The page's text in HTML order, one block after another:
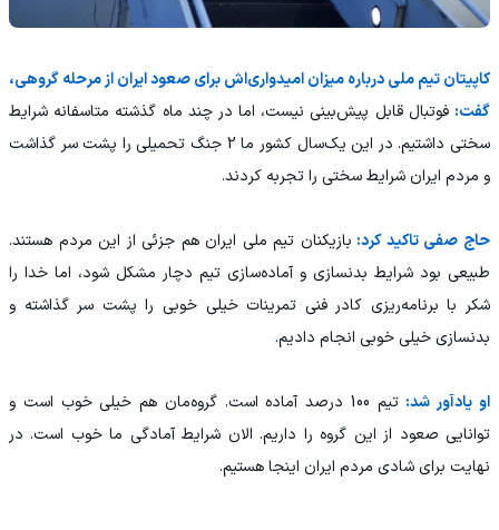
کاپیتان تیم ملی درباره میزان امیدواری‌اش برای صعود ایران از مرحله گروهی،
گفت: فوتبال قابل پیش‌بینی نیست، اما در چند ماه گذشته متاسفانه شرایط
سختی داشتیم. در این یک‌سال کشور ما 2 جنگ تحمیلی را پشت سر گذاشت
و مردم ایران شرایط سختی را تجربه کردند.
حاج صفی تاکید کرد: بازیکنان تیم ملی ایران هم جزئی از این مردم هستند.
طبیعی بود شرایط بدنسازی و آماده‌سازی تیم دچار مشکل شود، اما خدا را
شکر با برنامه‌ریزی کادر فنی تمرینات خیلی خوبی را پشت سر گذاشته و
بدنسازی خیلی خوبی انجام دادیم.
او یادآور شد:
تیم 100 درصد آماده است. گروه‌مان هم خیلی خوب است و
توانایی صعود از این گروه را داریم. الان شرایط آمادگی ما خوب است. در
نهایت برای شادی مردم ایران اینجا هستیم.